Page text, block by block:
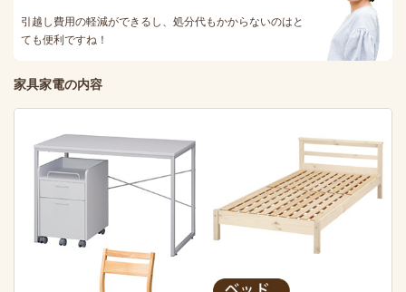
引越し費用の軽減ができるし、処分代もかからないのはと
ても便利ですね！
家具家電の内容